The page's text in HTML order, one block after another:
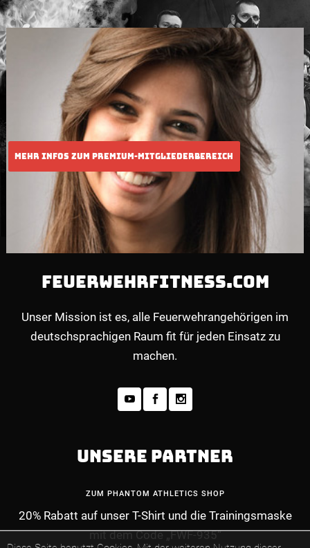
FEUERWEHRFITNESS.COM
Unser Mission ist es, alle Feuerwehrangehörigen im
deutschsprachigen Raum fit für jeden Einsatz zu
machen.
UNSERE PARTNER
ZUM PHANTOM ATHLETICS SHOP
20% Rabatt auf unser T-Shirt und die Trainingsmaske
mit dem Code „FWF-935“